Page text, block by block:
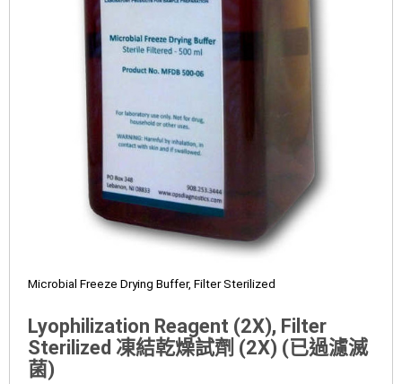
Microbial Freeze Drying Buffer, Filter Sterilized
Lyophilization Reagent (2X), Filter
Sterilized 凍結乾燥試劑 (2X) (已過濾滅
菌)